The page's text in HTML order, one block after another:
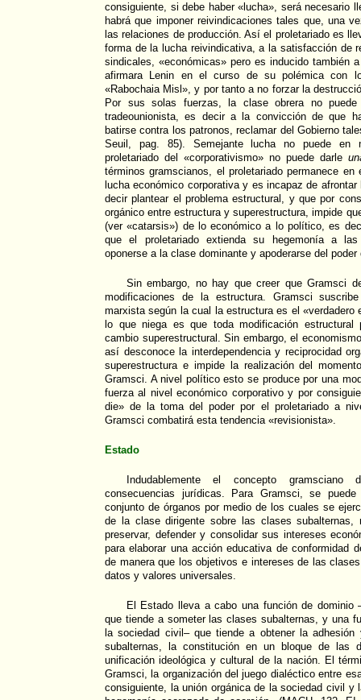
consiguiente, si debe haber «lucha», será necesario
habrá que imponer reivindicaciones tales que, una
las relaciones de producción. Así el proletariado es
forma de la lucha reivindicativa, a la satisfacción de
sindicales, «económicas» pero es inducido también
afirmara Lenin en el curso de su polémica con
«Rabochaia Misl», y por tanto a no forzar la
Por sus solas fuerzas, la clase obrera no
tradeounionista, es decir a la convicción de que
batirse contra los patronos, reclamar del Gobierno
Seuil, pag. 85). Semejante lucha no puede en
proletariado del «corporativismo» no puede darle
términos gramscianos, el proletariado permanece
lucha económico corporativa y es incapaz de
decir plantear el problema estructural, y que por
orgánico entre estructura y superestructura, impide
(ver «catarsis») de lo económico a lo político, es
que el proletariado extienda su hegemonía a
oponerse a la clase dominante y apoderarse del
Sin embargo, no hay que creer que Gramsci
modificaciones de la estructura. Gramsci
marxista según la cual la estructura es el «verdadero
lo que niega es que toda modificación estructural
cambio superestructural. Sin embargo, el
así desconoce la interdependencia y reciprocidad
superestructura e impide la realización del
Gramsci. A nivel político esto se produce por una
fuerza al nivel económico corporativo y por
die» de la toma del poder por el proletariado a
Gramsci combatirá esta tendencia «revisionista».
Estado
Indudablemente el concepto
consecuencias jurídicas. Para Gramsci, se
conjunto de órganos por medio de los cuales se
de la clase dirigente sobre las clases
preservar, defender y consolidar sus intereses
para elaborar una acción educativa de conformidad
de manera que los objetivos e intereses de las
datos y valores universales.
El Estado lleva a cabo una función de dominio
que tiende a someter las clases subalternas, y una
la sociedad civil– que tiende a obtener la
subalternas, la constitución en un bloque de las
unificación ideológica y cultural de la nación. El
Gramsci, la organización del juego dialéctico entre
consiguiente, la unión orgánica de la sociedad civil y